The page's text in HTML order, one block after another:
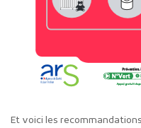
Et voici les